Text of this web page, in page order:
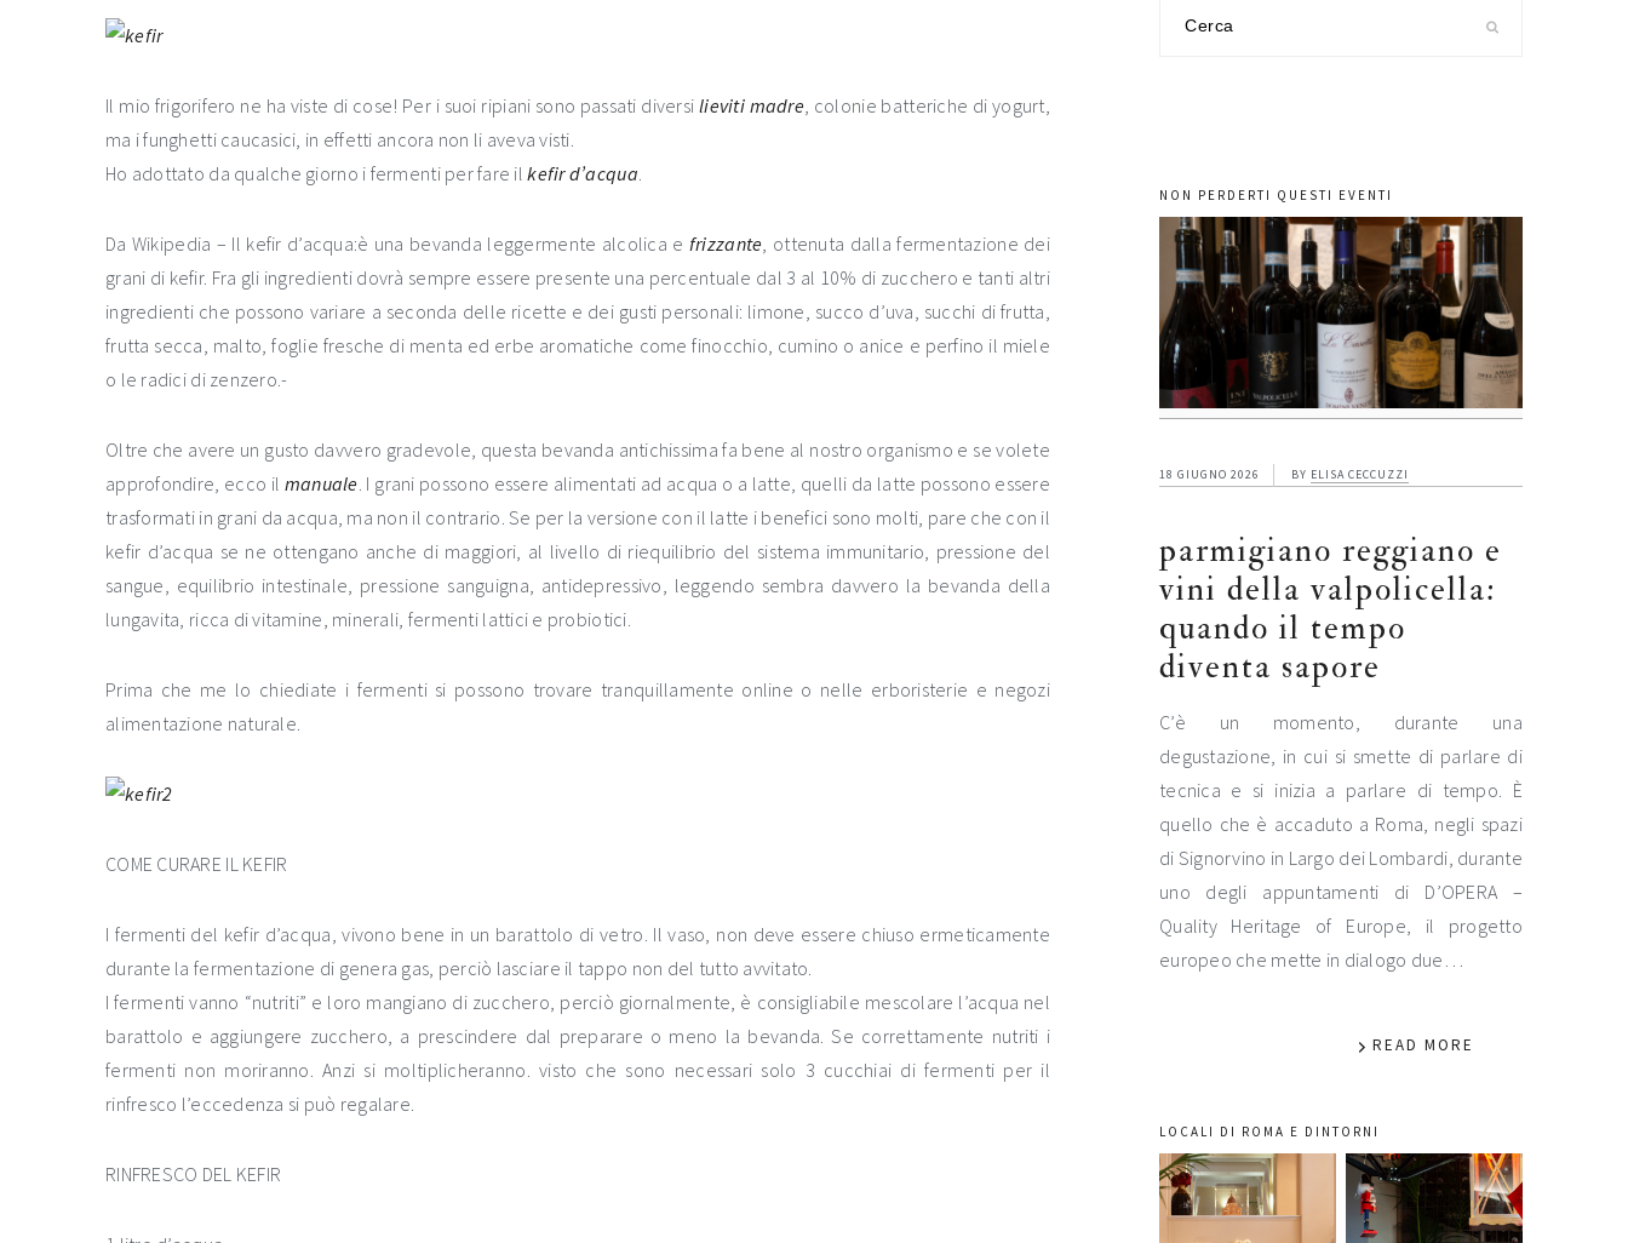
Il mio frigorifero ne ha viste di cose! Per i suoi ripiani sono passati diversi lieviti madre, colonie batteriche di yogurt,
ma i funghetti caucasici, in effetti ancora non li aveva visti.
Ho adottato da qualche giorno i fermenti per fare ilkefir d’acqua.
Da Wikipedia – Il kefir d’acqua:è una bevanda leggermente alcolica e frizzante, ottenuta dalla fermentazione dei
grani di kefir. Fra gli ingredienti dovrà sempre essere presente una percentuale dal 3 al 10% di zucchero e tanti altri
ingredienti che possono variare a seconda delle ricette e dei gusti personali: limone, succo d’uva, succhi di frutta,
frutta secca, malto, foglie fresche di menta ed erbe aromatiche come finocchio, cumino o anice e perfino il miele
o le radici di zenzero.-
Oltre che avere un gusto davvero gradevole, questa bevanda antichissima fa bene al nostro organismo e se volete
approfondire, ecco il manuale. I grani possono essere alimentati ad acqua o a latte, quelli da latte possono essere
trasformati in grani da acqua, ma non il contrario. Se per la versione con il latte i benefici sono molti, pare che con il
kefir d’acqua se ne ottengano anche di maggiori, al livello di riequilibrio del sistema immunitario, pressione del
sangue, equilibrio intestinale, pressione sanguigna, antidepressivo, leggendo sembra davvero la bevanda della
lungavita, ricca di vitamine, minerali, fermenti lattici e probiotici.
Prima che me lo chiediate i fermenti si possono trovare tranquillamente online o nelle erboristerie e negozi
alimentazione naturale.
COME CURARE IL KEFIR
I fermenti del kefir d’acqua, vivono bene in un barattolo di vetro. Il vaso, non deve essere chiuso ermeticamente
durante la fermentazione di genera gas, perciò lasciare il tappo non del tutto avvitato.
I fermenti vanno “nutriti” e loro mangiano di zucchero, perciò giornalmente, è consigliabile mescolare l’acqua nel
barattolo e aggiungere zucchero, a prescindere dal preparare o meno la bevanda. Se correttamente nutriti i
fermenti non moriranno. Anzi si moltiplicheranno. visto che sono necessari solo 3 cucchiai di fermenti per il
rinfresco l’eccedenza si può regalare.
RINFRESCO DEL KEFIR
NON PERDERTI QUESTI EVENTI
18 GIUGNO 2026 BY ELISA CECCUZZI
parmigiano reggiano e
vini della valpolicella:
quando il tempo
diventa sapore
C’è un momento, durante una
degustazione, in cui si smette di parlare di
tecnica e si inizia a parlare di tempo. È
quello che è accaduto a Roma, negli spazi
di Signorvino in Largo dei Lombardi, durante
uno degli appuntamenti di D’OPERA –
Quality Heritage of Europe, il progetto
europeo che mette in dialogo due…
READ MORE
LOCALI DI ROMA E DINTORNI